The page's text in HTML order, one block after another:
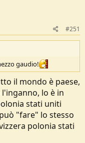
#251
gaudio!
il mondo è paese,
lo è in
stati uniti
"fare" lo stesso
polonia stati